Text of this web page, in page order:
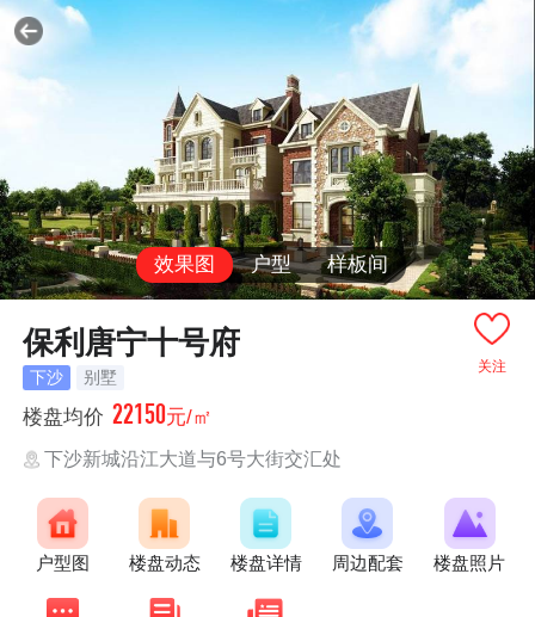
效果图 户型 样板间
关注
保利唐宁十号府
下沙 别墅
楼盘均价 22150元/㎡
下沙新城沿江大道与6号大街交汇处
户型图 楼盘动态 楼盘详情 周边配套 楼盘照片